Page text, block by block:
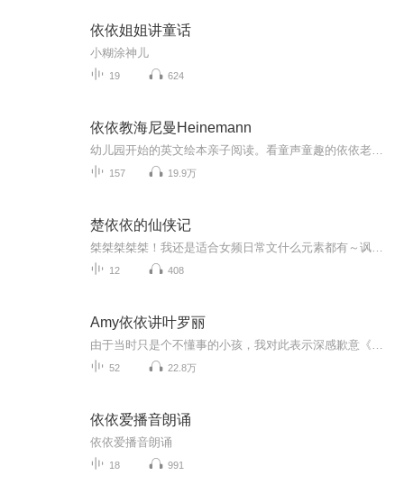
依依姐姐讲童话
小糊涂神儿
19 624
依依教海尼曼Heinemann
157 19.9万
楚依依的仙侠记
12 408
Amy依依讲叶罗丽
52 22.8万
依依爱播音朗诵
依依爱播音朗诵
18 991